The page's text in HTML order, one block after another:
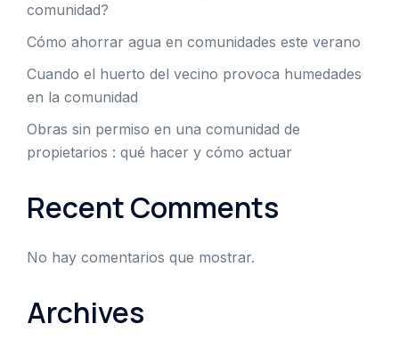
comunidad?
Cómo ahorrar agua en comunidades este verano
Cuando el huerto del vecino provoca humedades
en la comunidad
Obras sin permiso en una comunidad de
propietarios : qué hacer y cómo actuar
Recent Comments
No hay comentarios que mostrar.
Archives